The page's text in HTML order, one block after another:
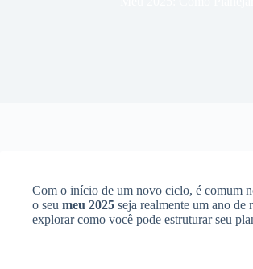
Com o início de um novo ciclo, é comum
o seu meu 2025 seja realmente um ano de
explorar como você pode estruturar seu